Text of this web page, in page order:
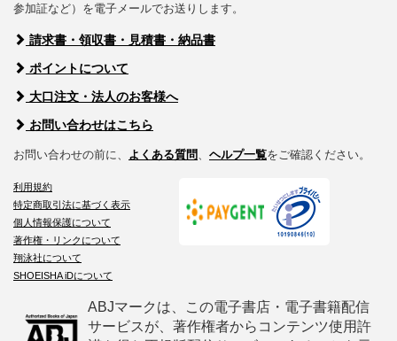
参加証など）を電子メールでお送りします。
請求書・領収書・見積書・納品書
ポイントについて
大口注文・法人のお客様へ
お問い合わせはこちら
お問い合わせの前に、 よくある質問 ヘルプ一覧をご確認ください。
利用規約
特定商取引法に基づく表示
個人情報保護について
著作権・リンクについて
翔泳社について
SHOEISHA iDについて
ABJマークは、この電子書店・電子書籍配信
サービスが、著作権者からコンテンツ使用許